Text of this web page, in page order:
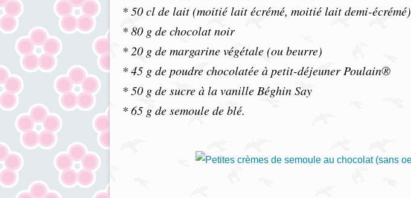
* 50 cl de lait (moitié lait écrémé, moitié lait demi-écrémé)
* 80 g de chocolat noir
* 20 g de margarine végétale (ou beurre)
* 45 g de poudre chocolatée à petit-déjeuner Poulain®
* 50 g de sucre à la vanille Béghin Say
* 65 g de semoule de blé.